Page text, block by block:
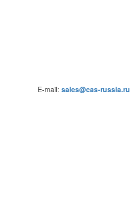
E-mail: sales@cas-russia.ru